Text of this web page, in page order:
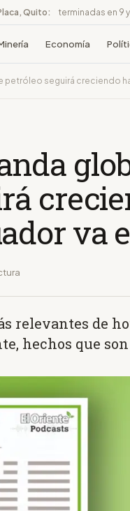
Quito: terminadas en 9
Economía
petróleo seguirá creciendo
va
relevantes de
hechos que